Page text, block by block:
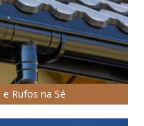
Rufos na Sé